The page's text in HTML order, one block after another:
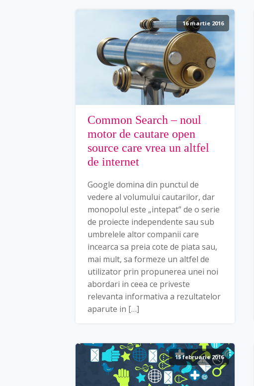
16 martie 2016
Common Search – noul
motor de cautare open
source care vrea un altfel
de internet
Google domina din punctul de
vedere al volumului cautarilor, dar
monopolul este „intepat” de o serie
de proiecte independente sau sub
umbrelele altor companii care
incearca sa preia cote de piata sau,
mai mult, sa formeze un altfel de
utilizator prin propunerea unei noi
abordari in ceea ce priveste
relevanta informativa a rezultatelor
aparute in […]
15 februarie 2016